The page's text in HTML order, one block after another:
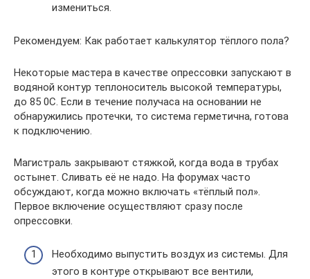
измениться.
Рекомендуем: Как работает калькулятор тёплого пола?
Некоторые мастера в качестве опрессовки запускают в
водяной контур теплоноситель высокой температуры,
до 85 0С. Если в течение получаса на основании не
обнаружились протечки, то система герметична, готова
к подключению.
Магистраль закрывают стяжкой, когда вода в трубах
остынет. Сливать её не надо. На форумах часто
обсуждают, когда можно включать «тёплый пол».
Первое включение осуществляют сразу после
опрессовки.
Необходимо выпустить воздух из системы. Для
этого в контуре открывают все вентили,